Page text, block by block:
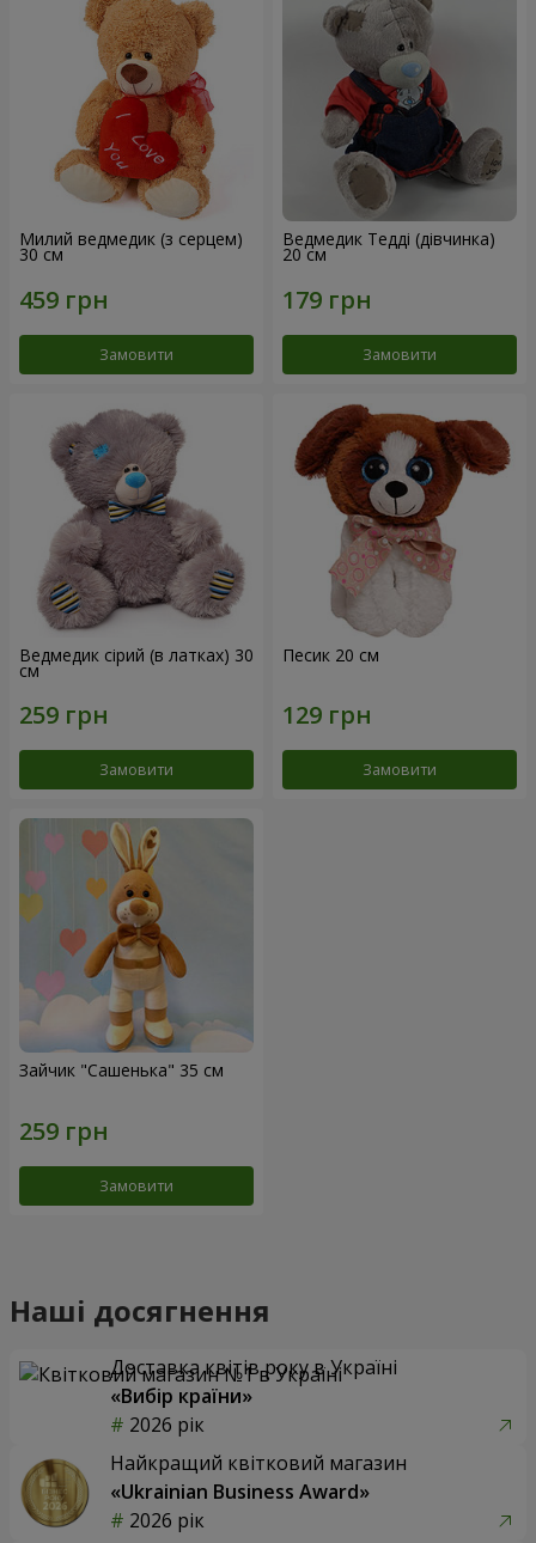
Милий ведмедик (з серцем)
30 см
Замовити
Ведмедик Тедді (дівчинка)
20 см
Замовити
Ведмедик сірий (в латках) 30
см
Замовити
Песик 20 см
Замовити
Зайчик "Сашенька" 35 см
Замовити
Наші досягнення
Доставка квітів року в Україні
«Вибір країни»
2026 рік
Найкращий квітковий магазин
«Ukrainian Business Award»
2026 рік